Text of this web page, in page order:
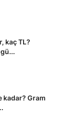
kaç TL?
kadar? Gram